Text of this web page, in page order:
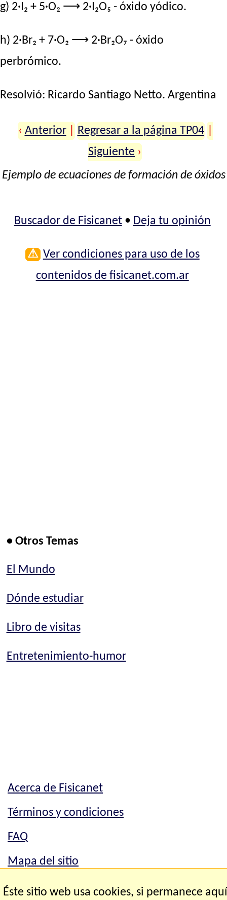
g) 2·I₂ + 5·O₂ ⟶ 2·I₂O₅ - óxido yódico.
h) 2·Br₂ + 7·O₂ ⟶ 2·Br₂O₇ - óxido
perbrómico.
Resolvió: Ricardo Santiago Netto. Argentina
‹ Anterior Regresar a la página TP04
Siguiente ›
Ejemplo de ecuaciones de formación de óxidos
Buscador de Fisicanet• Deja tu opinión
⚠ Ver condiciones para uso de los
contenidos de fisicanet.com.ar
• Otros Temas
El Mundo
Dónde estudiar
Libro de visitas
Entretenimiento-humor
Acerca de Fisicanet
Términos y condiciones
FAQ
Mapa del sitio
Mapa del sitio
Éste sitio web usa cookies, si permanece aquí